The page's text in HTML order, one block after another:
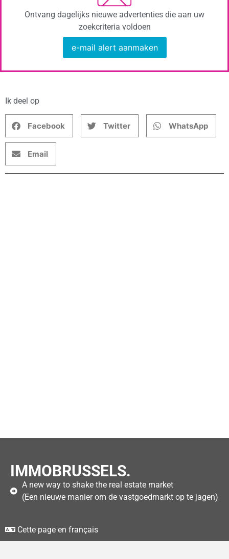
Ontvang dagelijks nieuwe advertenties die aan uw
zoekcriteria voldoen
e-mail alert aanmaken
Ik deel op
Facebook Twitter WhatsApp
Email
IMMOBRUSSELS.
A new way to shake the real estate market
(Een nieuwe manier om de vastgoedmarkt op te jagen)
Cette page en français